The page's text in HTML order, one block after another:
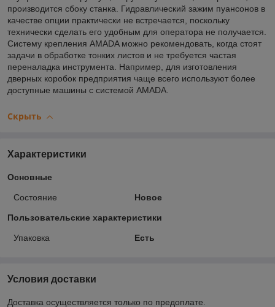
производится сбоку станка. Гидравлический зажим пуансонов в
качестве опции практически не встречается, поскольку
технически сделать его удобным для оператора не получается.
Систему крепления AMADA можно рекомендовать, когда стоят
задачи в обработке тонких листов и не требуется частая
переналадка инструмента. Например, для изготовления
дверных коробок предприятия чаще всего используют более
доступные машины с системой AMADA.
Скрыть
Характеристики
Основные
Состояние Новое
Пользовательские характеристики
Упаковка Есть
Условия доставки
Доставка осуществляется только по предоплате.